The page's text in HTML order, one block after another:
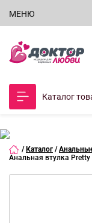
МЕНЮ
Каталог
/ Каталог /
Анальная втулка